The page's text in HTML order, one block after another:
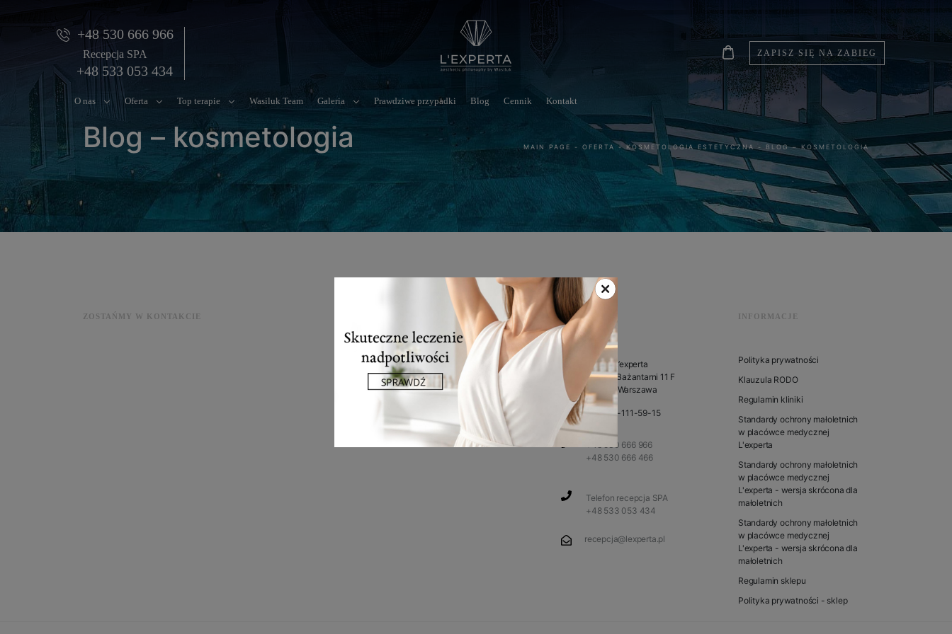
+48 530 666 966
Recepcja SPA
+48 533 053 434
ZAPISZ SIĘ NA ZABIEG
O nas Oferta Top terapie Wasiluk Team Galeria Prawdziwe przypadki Blog Cennik Kontakt
Blog – kosmetologia MAIN PAGE - OFERTA - KOSMETOLOGIA ESTETYCZNA - BLOG – KOSMETOLOGIA
ZOSTAŃMY W KONTAKCIE SOCIAL MEDIA
Facebook
Instagram
KONTAKT
Klinika L’experta
ul. Przy Bażantarni 11 F
02-793 Warszawa
NIP: 948-111-59-15
+48 530 666 966
+48 530 666 466
Telefon recepcja SPA
+48 533 053 434
recepcja@lexperta.pl
INFORMACJE
Polityka prywatności
Klauzula RODO
Regulamin kliniki
Standardy ochrony małoletnich
w placówce medycznej
L'experta
Standardy ochrony małoletnich
w placówce medycznej
L'experta - wersja skrócona dla
małoletnich
Standardy ochrony małoletnich
w placówce medycznej
L'experta - wersja skrócona dla
małoletnich
Regulamin sklepu
Polityka prywatności - sklep